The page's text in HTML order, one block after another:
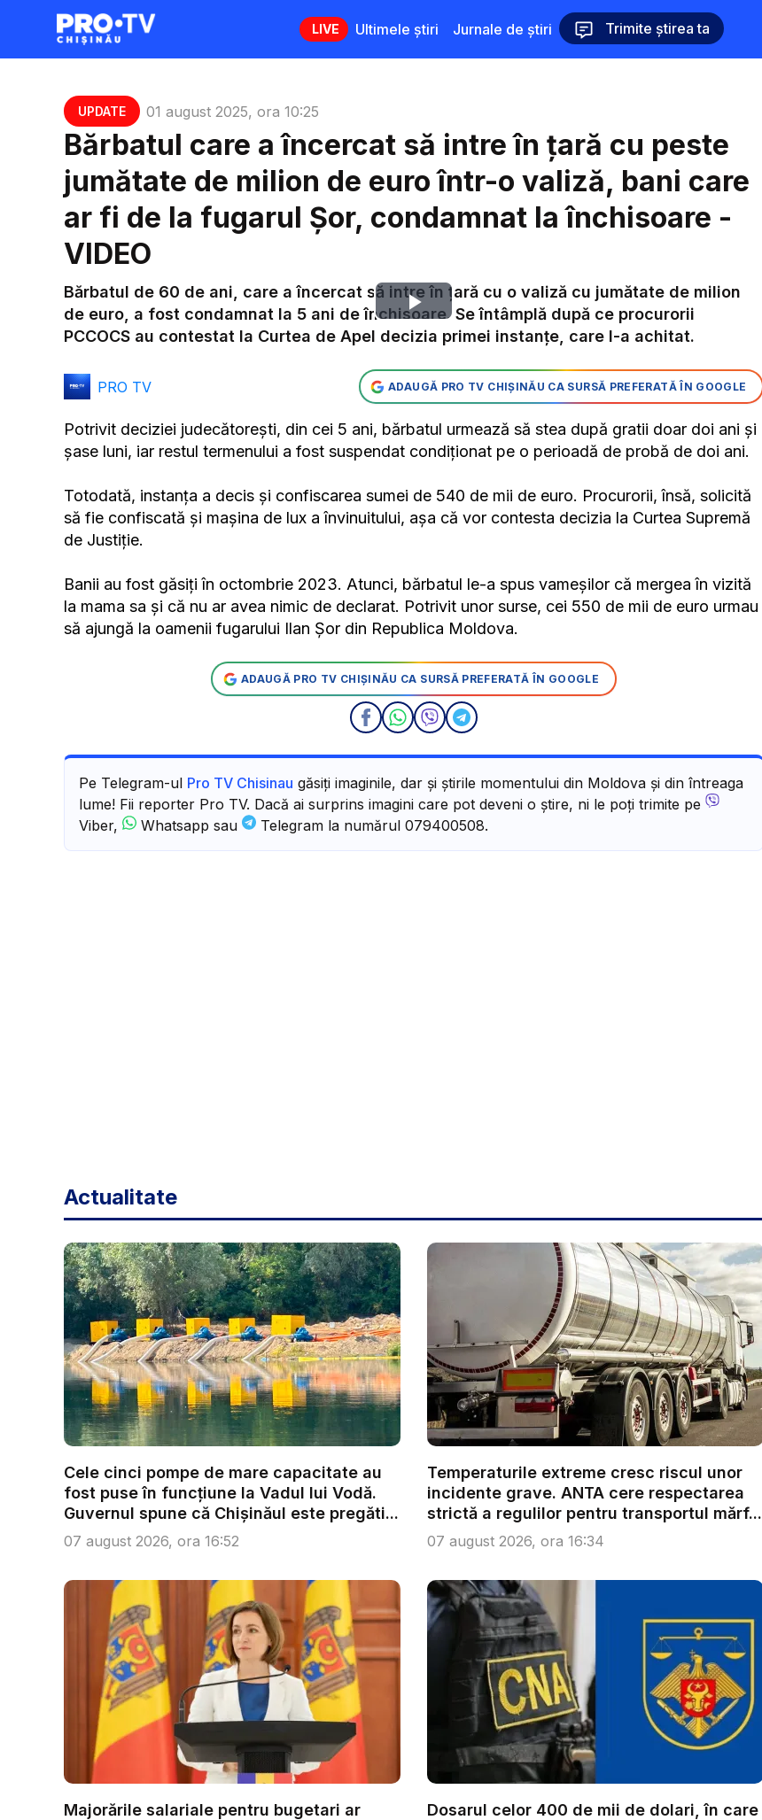
LIVE Ultimele știri Jurnale de știri Trimite știrea ta
UPDATE 01 august 2025, ora 10:25
Bărbatul care a încercat să intre în țară cu peste
jumătate de milion de euro într-o valiză, bani care
ar fi de la fugarul Șor, condamnat la închisoare -
VIDEO
Play
Bărbatul de 60 de ani, care a încercat să intre în țară cu o valiză cu jumătate de milion
de euro, a fost condamnat la 5 ani de închisoare. Se întâmplă după ce procurorii
PCCOCS au contestat la Curtea de Apel decizia primei instanțe, care l-a achitat.
PRO TV ADAUGĂ PRO TV CHIȘINĂU CA SURSĂ PREFERATĂ ÎN GOOGLE
Potrivit deciziei judecătorești, din cei 5 ani, bărbatul urmează să stea după gratii doar doi ani și
șase luni, iar restul termenului a fost suspendat condiționat pe o perioadă de probă de doi ani.
Totodată, instanța a decis și confiscarea sumei de 540 de mii de euro. Procurorii, însă, solicită
să fie confiscată și mașina de lux a învinuitului, așa că vor contesta decizia la Curtea Supremă
de Justiție.
Banii au fost găsiți în octombrie 2023. Atunci, bărbatul le-a spus vameșilor că mergea în vizită
la mama sa și că nu ar avea nimic de declarat. Potrivit unor surse, cei 550 de mii de euro urmau
să ajungă la oamenii fugarului Ilan Șor din Republica Moldova.
ADAUGĂ PRO TV CHIȘINĂU CA SURSĂ PREFERATĂ ÎN GOOGLE
Pe Telegram-ul Pro TV Chisinau găsiți imaginile, dar și știrile momentului din Moldova și din întreaga
lume! Fii reporter Pro TV. Dacă ai surprins imagini care pot deveni o știre, ni le poți trimite pe
Viber,
Whatsapp sau Telegram la numărul 079400508.
Actualitate
Cele cinci pompe de mare capacitate au
fost puse în funcțiune la Vadul lui Vodă.
Guvernul spune că Chișinăul este pregăti...
07 august 2026, ora 16:52
Temperaturile extreme cresc riscul unor
incidente grave. ANTA cere respectarea
strictă a regulilor pentru transportul mărf...
07 august 2026, ora 16:34
Majorările salariale pentru bugetari ar
Dosarul celor 400 de mii de dolari, în care